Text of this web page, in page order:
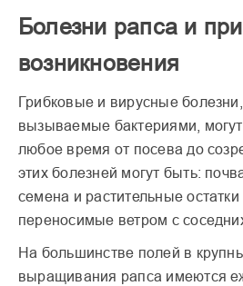
Болезни рапса и
возникновения
Грибковые и вирусные
вызываемые бактериями,
любое время от посева до
этих болезней могут быть:
семена и растительные
переносимые ветром с
На большинстве полей в
выращивания рапса имеются